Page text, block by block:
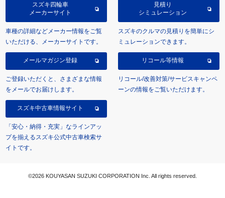
スズキ四輪車
メーカーサイト
車種の詳細などメーカー情報をご覧
いただける、メーカーサイトです。
見積り
シミュレーション
スズキのクルマの見積りを簡単にシ
ミュレーションできます。
メールマガジン登録
ご登録いただくと、さまざまな情報
をメールでお届けします。
リコール等情報
リコール/改善対策/サービスキャンペ
ーンの情報をご覧いただけます。
スズキ中古車情報サイト
「安心・納得・充実」なラインアッ
プを揃えるスズキ公式中古車検索サ
イトです。
©2026 KOUYASAN SUZUKI CORPORATION Inc. All rights reserved.